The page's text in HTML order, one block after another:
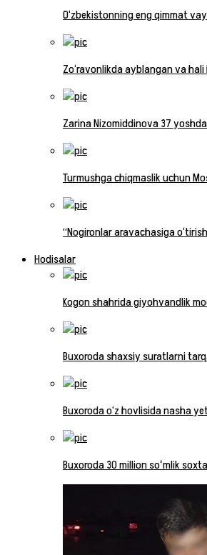
O‘zbekistonning eng qimmat
Zo‘ravonlikda ayblangan va
Zarina Nizomiddinova 37
Turmushga chiqmaslik uchun
“Nogironlar aravachasiga
Hodisalar
Kogon shahrida giyohvandlik
Buxoroda shaxsiy suratlarni
Buxoroda o‘z hovlisida nasha
Buxoroda 30 million soʻmlik